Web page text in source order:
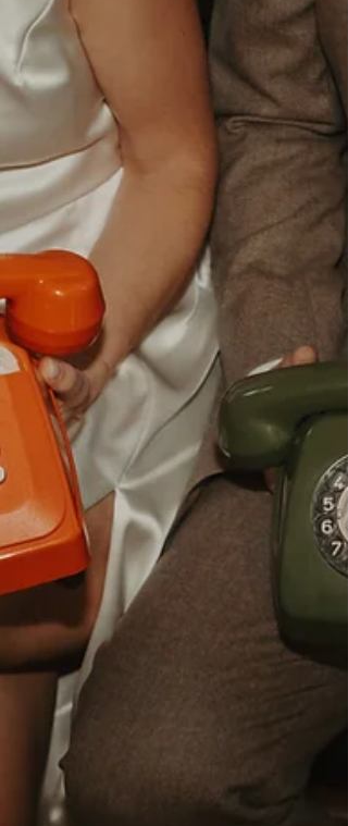
Vous verrez, images à l'appui, que se marier
sous la pluie tout en ayant de beaux
souvenirs, c'est possible. Un mariage au
Domaine de Chan